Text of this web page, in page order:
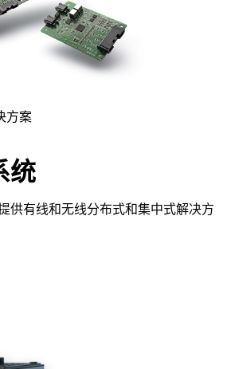
方案
统
供有线和无线分布式和集中式解决方